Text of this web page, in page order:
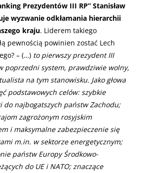
Prezydentów III RP” Stanisław
wyzwanie odkłamania hierarchii
kraju. Liderem takiego
pewnością powinien zostać Lech
– (…) to pierwszy prezydent III
poprzedni system, prawdziwie wolny,
na tym stanowisku. Jako głowa
podstawowych celów: szybkie
do najbogatszych państw Zachodu;
zagrożonym rosyjskim
i maksymalne zabezpieczenie się
m.in. w sektorze energetycznym;
państw Europy Środkowo-
do UE i NATO; znaczące